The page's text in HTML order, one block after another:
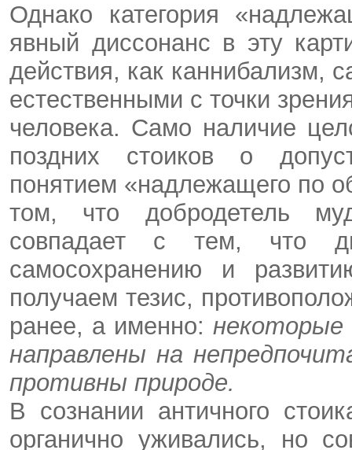
Однако категория
явный диссонанс в эту
действия, как каннибализм,
естественными с точки
человека. Само наличие
поздних стоиков о
понятием «надлежащего по
том, что добродетель
совпадает с тем, что
самосохранению и
получаем тезис,
ранее, а именно: некоторые
направлены на
противны природе.
В сознании античного
органично уживались, но